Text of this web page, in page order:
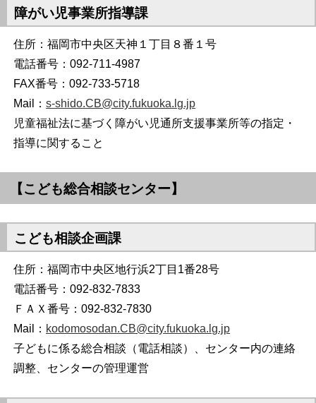
障がい児事業所指導課
住所：福岡市中央区天神１丁目８番１号
電話番号：092-711-4987
FAX番号：092-733-5718
Mail：s-shido.CB@city.fukuoka.lg.jp
児童福祉法に基づく障がい児通所支援事業所等の指定・
指導に関すること
【こども総合相談センター】
こども相談企画課
住所：福岡市中央区地行浜2丁目1番28号
電話番号：092-832-7833
ＦＡＸ番号：092-832-7830
Mail： kodomosodan.CB@city.fukuoka.lg.jp
子どもに係る総合相談（電話相談）、センター内の連絡
調整、センターの管理運営